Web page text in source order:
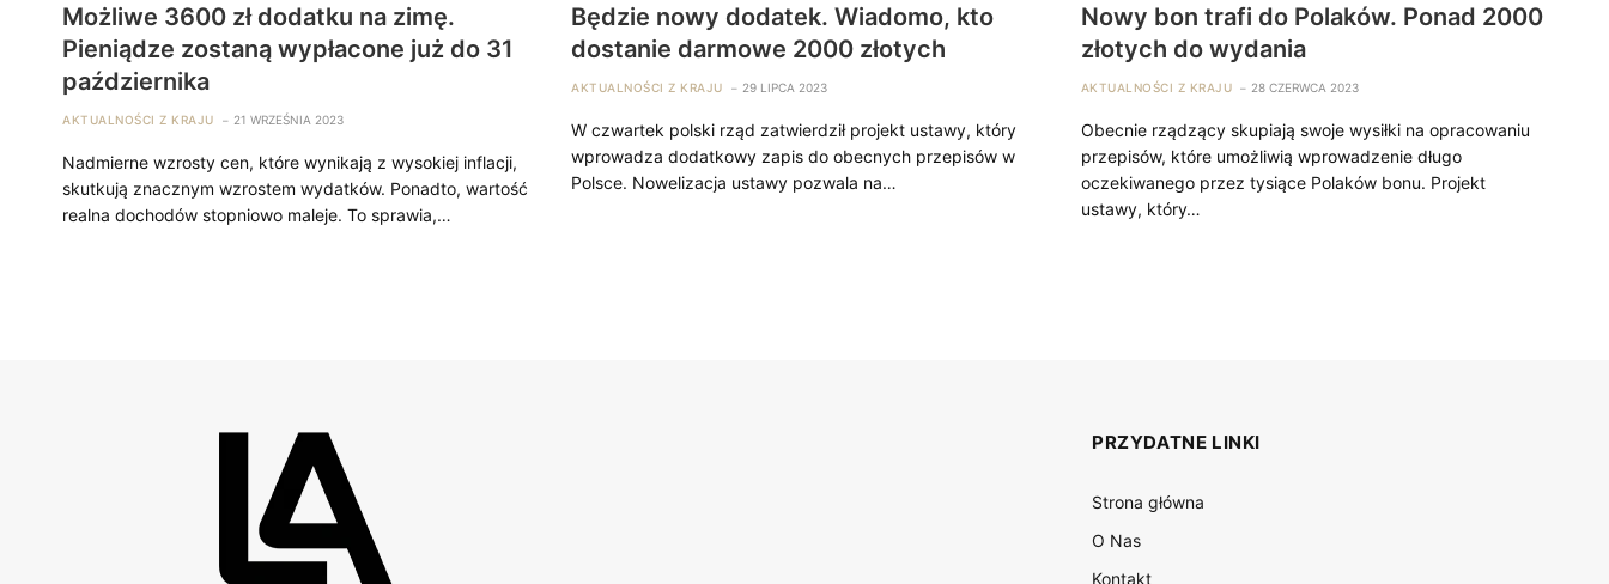
Możliwe 3600 zł dodatku na zimę.
Pieniądze zostaną wypłacone już do 31
października
AKTUALNOŚCI Z KRAJU 21 WRZEŚNIA 2023
Nadmierne wzrosty cen, które wynikają z wysokiej inflacji,
skutkują znacznym wzrostem wydatków. Ponadto, wartość
realna dochodów stopniowo maleje. To sprawia,…
Będzie nowy dodatek. Wiadomo, kto
dostanie darmowe 2000 złotych
AKTUALNOŚCI Z KRAJU 29 LIPCA 2023
W czwartek polski rząd zatwierdził projekt ustawy, który
wprowadza dodatkowy zapis do obecnych przepisów w
Polsce. Nowelizacja ustawy pozwala na…
Nowy bon trafi do Polaków. Ponad 2000
złotych do wydania
AKTUALNOŚCI Z KRAJU 28 CZERWCA 2023
Obecnie rządzący skupiają swoje wysiłki na opracowaniu
przepisów, które umożliwią wprowadzenie długo
oczekiwanego przez tysiące Polaków bonu. Projekt
ustawy, który…
PRZYDATNE LINKI
Strona główna
O Nas
Kontakt